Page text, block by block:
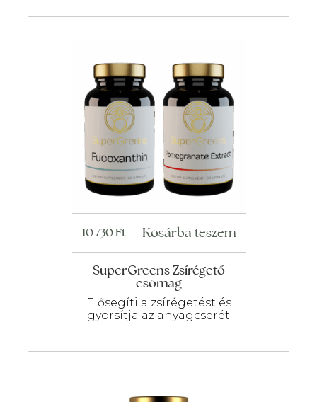
SuperGreens Zsírégető
csomag
Elősegíti a zsírégetést és
gyorsítja az anyagcserét
10 730Ft Kosárba teszem